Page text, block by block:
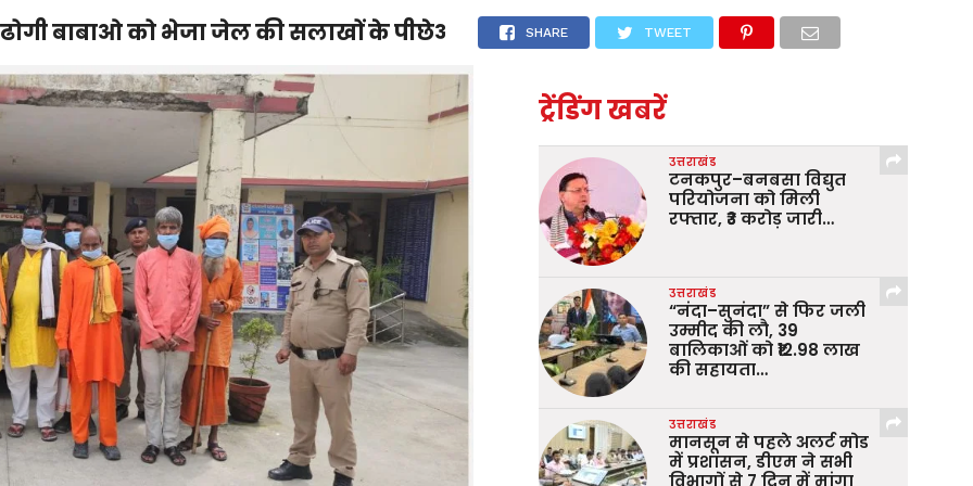
दुनिया उत्तराखंड धर्म-संस्कृति राजनीति संपर्क करें
मनोरंजन
बाबाओ को भेजा जेल की सलाखों के पीछेऑपेरशन कालनेमि:दून पुलिस 3 दिनों में 82 ढोगी
SHARE TWEET
ट्रेंडिंग खबरें
उत्तराखंड
टनकपुर–बनबसा विद्युत
परियोजना को मिली
रफ्तार, ₹3 करोड़ जारी…
उत्तराखंड
“नंदा–सुनंदा” से फिर जली
उम्मीद की लौ, 39
बालिकाओं को ₹12.98 लाख
की सहायता…
उत्तराखंड
मानसून से पहले अलर्ट मोड
में प्रशासन, डीएम ने सभी
विभागों से 7 दिन में मांगा